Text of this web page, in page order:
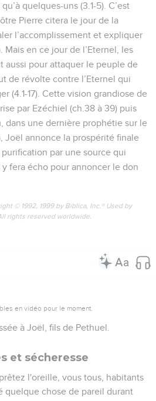
quelques-uns (3.1-5). C’est
Pierre citera le jour de la
l’accomplissement et expliquer
Mais en ce jour de l’Eternel, les
aussi pour attaquer le peuple de
de révolte contre l’Eternel qui
(4.1-17). Cette vision grandiose de
par Ezéchiel (ch.38 à 39) puis
dans une dernière prophétie sur le
Joël annonce la prospérité finale
par une source qui
fera écho pour annoncer le don
© 1992, 1999 by Biblica, Inc.® Used by
rights reserved worldwide.
en vidéo pour le moment.
à Joël, fils de Pethuel.
et sécheresse
l'oreille, vous tous, habitants
quelque chose de pareil durant